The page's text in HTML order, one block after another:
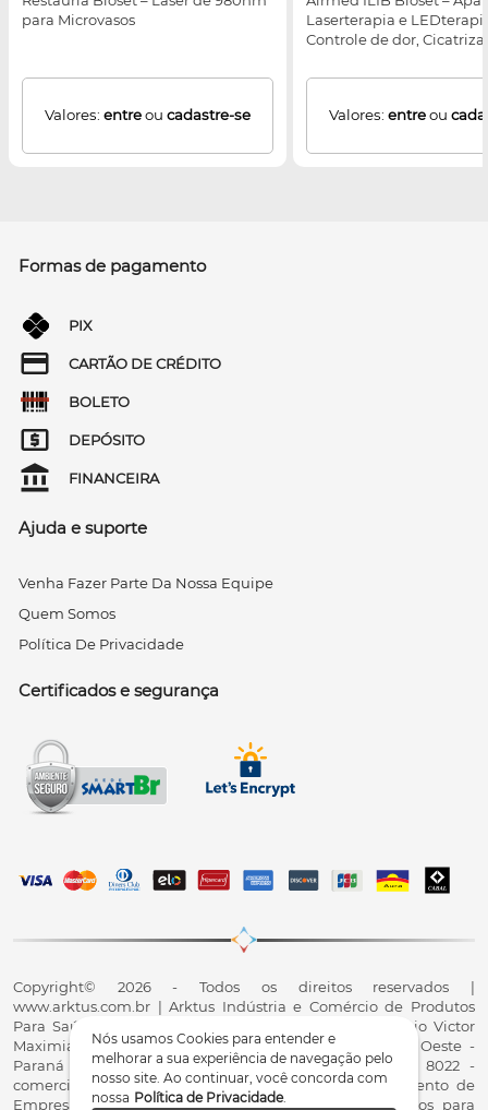
Nós usamos Cookies para entender e
melhorar a sua experiência de navegação pelo
nosso site. Ao continuar, você concorda com
nossa Política de Privacidade.
para Microvasos
Valores: entreou cadastre-se
Laserterapia e
Controle de dor,
Inflamatórias e
Valores: entreou
Formas de pagamento
PIX
CARTÃO DE CRÉDITO
BOLETO
DEPÓSITO
FINANCEIRA
Ajuda e suporte
Venha Fazer Parte Da Nossa Equipe
Quem Somos
Política De Privacidade
Certificados e segurança
Copyright© 2026 - Todos os direitos reservados |
www.arktus.com.br | Arktus Indústria e Comércio de Produtos
Para Saúde Ltda | CNPJ: 01.417.367/0001-78 | R. Antônio Victor
Maximiano, 107, Parque Industrial II, Santa Tereza do Oeste -
Paraná - CEP 85825-900 - Fale conosco: 0800 200 8022 -
comercial@arktus.com.br | Autorização de Funcionamento de
Empresa - AFE/ANVISA - Para Fabricação de Produtos para